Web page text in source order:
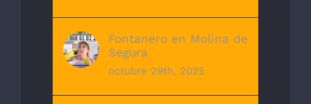
Fontanero en Molina de
Segura
octubre 29th, 2025